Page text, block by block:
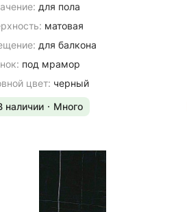
для пола
матовая
для балкона
под мрамор
цвет: черный
наличии
Много